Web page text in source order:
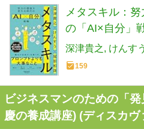
メタスキル：
の「AI×自分」
深津貴之 けんす
159
ビジネスマンのための「
慶の養成講座) (ディスカ